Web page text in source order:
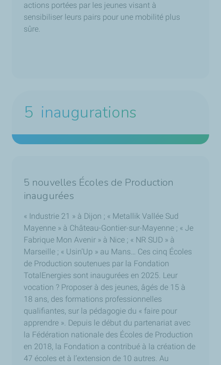
actions portées par les jeunes visant à
sensibiliser leurs pairs pour une mobilité plus
sûre.
5 inaugurations
5 nouvelles Écoles de Production
inaugurées
« Industrie 21 » à Dijon ; « Metallik Vallée Sud
Mayenne » à Château-Gontier-sur-Mayenne ; « Je
Fabrique Mon Avenir » à Nice ; « NR SUD » à
Marseille ; « Usin’Up » au Mans… Ces cinq Écoles
de Production soutenues par la Fondation
TotalEnergies sont inaugurées en 2025. Leur
vocation ? Proposer à des jeunes, âgés de 15 à
18 ans, des formations professionnelles
qualifiantes, sur la pédagogie du « faire pour
apprendre ». Depuis le début du partenariat avec
la Fédération nationale des Écoles de Production
en 2018, la Fondation a contribué à la création de
47 écoles et à l’extension de 10 autres. Au